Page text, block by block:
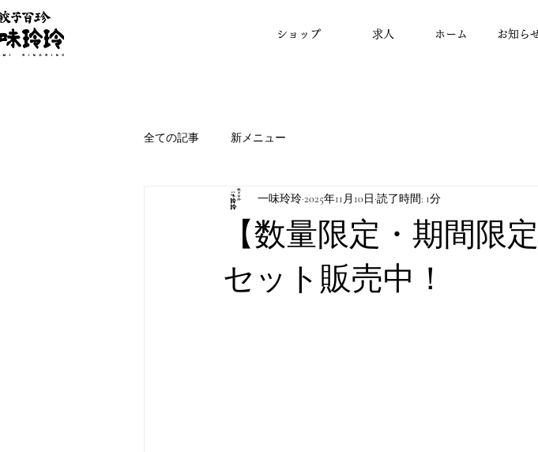
ショップ 求人 ホーム お知ら
全ての記事 新メニュー
【数量限定・期間限
セット販売中！
一味玲玲2025年11月10日 読了時間: 1分